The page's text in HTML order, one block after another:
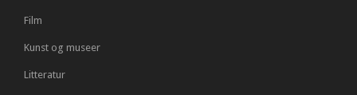
Film
Kunst og museer
Litteratur